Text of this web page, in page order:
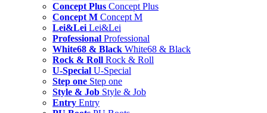
Concept Plus Concept Plus
Concept M Concept M
Lei&Lei Lei&Lei
Professional Professional
White68 & Black White68 & Black
Rock & Roll Rock & Roll
U-Special U-Special
Step one Step one
Style & Job Style & Job
Entry Entry